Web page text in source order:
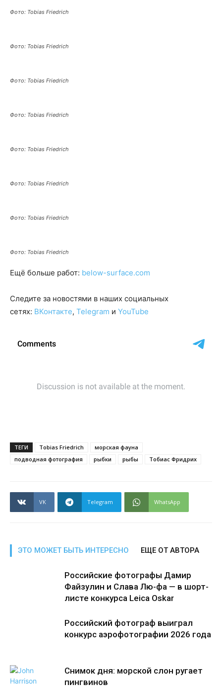
Фото: Tobias Friedrich
Фото: Tobias Friedrich
Фото: Tobias Friedrich
Фото: Tobias Friedrich
Фото: Tobias Friedrich
Фото: Tobias Friedrich
Фото: Tobias Friedrich
Фото: Tobias Friedrich
Ещё больше работ: below-surface.com
Следите за новостями в наших социальных
сетях: ВКонтакте, Telegram и YouTube
ТЕГИ Tobias Friedrich
морская фауна
подводная фотография
рыбки рыбы Тобиас Фридрих
VK Telegram WhatsApp
ЭТО МОЖЕТ БЫТЬ ИНТЕРЕСНО ЕЩЕ ОТ АВТОРА
Российские фотографы Дамир
Файзулин и Слава Лю-фа — в шорт-
листе конкурса Leica Oskar
Российский фотограф выиграл
конкурс аэрофотографии 2026 года
Снимок дня: морской слон ругает
пингвинов